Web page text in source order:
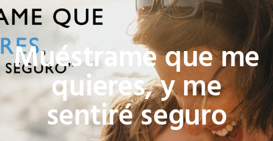
Muéstrame que me
quieres, y me
sentiré seguro